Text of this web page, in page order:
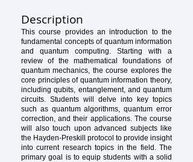
Description
This course provides an introduction to the
fundamental concepts of quantum information
and quantum computing. Starting with a
review of the mathematical foundations of
quantum mechanics, the course explores the
core principles of quantum information theory,
including qubits, entanglement, and quantum
circuits. Students will delve into key topics
such as quantum algorithms, quantum error
correction, and their applications. The course
will also touch upon advanced subjects like
the Hayden-Preskill protocol to provide insight
into current research topics in the field. The
primary goal is to equip students with a solid